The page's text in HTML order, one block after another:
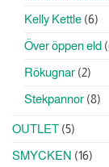
Kelly Kettle 66
Över öppen eld
Rökugnar 22
Stekpannor 88
OUTLET 55
SMYCKEN 1616